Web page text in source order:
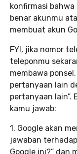
konfirmasi
benar akunmu
membuat akun
FYI, jika nomor
teleponmu
membawa
pertanyaan lain
pertanyaan
kamu jawab:
1. Google akan
jawaban
Google ini?” dan